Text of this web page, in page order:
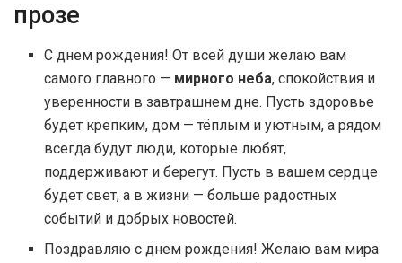
прозе
С днем рождения! От всей души желаю вам
самого главного — мирного неба, спокойствия и
уверенности в завтрашнем дне. Пусть здоровье
будет крепким, дом — тёплым и уютным, а рядом
всегда будут люди, которые любят,
поддерживают и берегут. Пусть в вашем сердце
будет свет, а в жизни — больше радостных
событий и добрых новостей.
Поздравляю с днем рождения! Желаю вам мира